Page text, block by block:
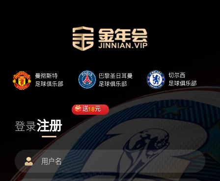
登录注册
送18元